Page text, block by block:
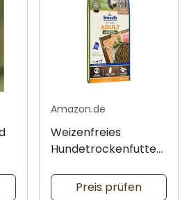
Amazon.de
Weizenfreies
Hundetrockenfutter
Preis prüfen